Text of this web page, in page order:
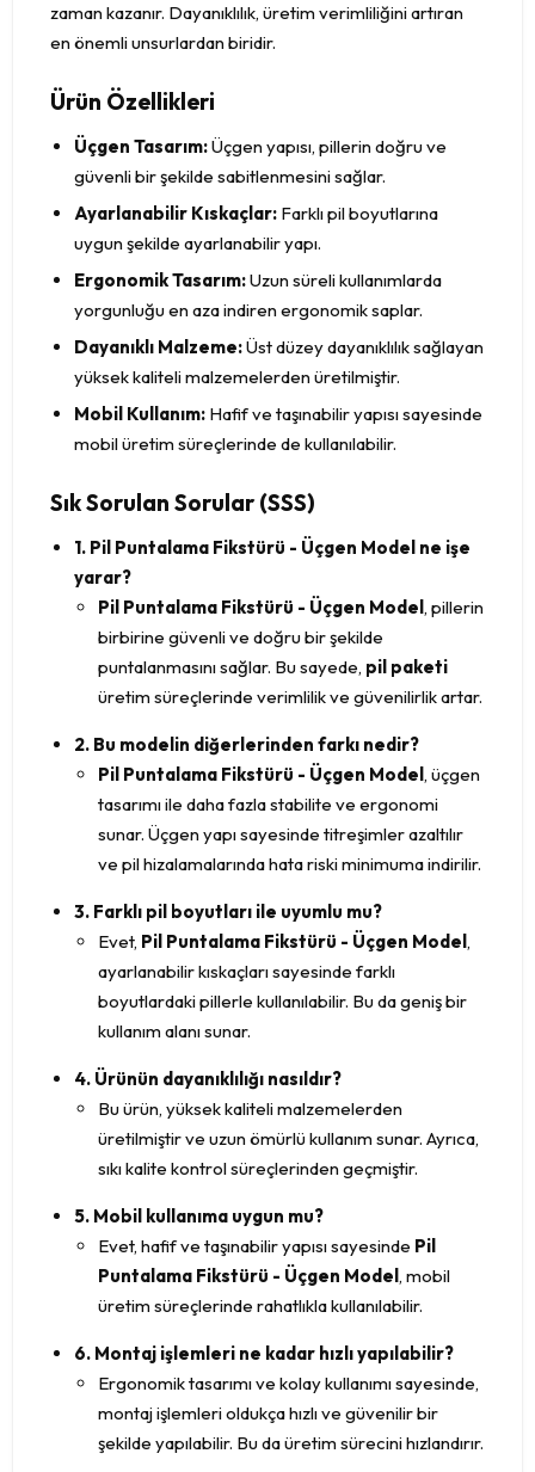
zaman kazanır. Dayanıklılık, üretim verimliliğini artıran
en önemli unsurlardan biridir.
Ürün Özellikleri
Üçgen Tasarım:Üçgen yapısı, pillerin doğru ve
güvenli bir şekilde sabitlenmesini sağlar.
Ayarlanabilir Kıskaçlar: Farklı pil boyutlarına
uygun şekilde ayarlanabilir yapı.
Ergonomik Tasarım:Uzun süreli kullanımlarda
yorgunluğu en aza indiren ergonomik saplar.
Dayanıklı Malzeme:Üst düzey dayanıklılık sağlayan
yüksek kaliteli malzemelerden üretilmiştir.
Mobil Kullanım: Hafif ve taşınabilir yapısı sayesinde
mobil üretim süreçlerinde de kullanılabilir.
Sık Sorulan Sorular (SSS)
1. Pil Puntalama Fikstürü - Üçgen Model ne işe
yarar?
Pil Puntalama Fikstürü - Üçgen Model , pillerin
birbirine güvenli ve doğru bir şekilde
puntalanmasını sağlar. Bu sayede, pil paketi
üretim süreçlerinde verimlilik ve güvenilirlik artar.
2. Bu modelin diğerlerinden farkı nedir?
Pil Puntalama Fikstürü - Üçgen Model , üçgen
tasarımı ile daha fazla stabilite ve ergonomi
sunar. Üçgen yapı sayesinde titreşimler azaltılır
ve pil hizalamalarında hata riski minimuma indirilir.
3. Farklı pil boyutları ile uyumlu mu?
Evet, Pil Puntalama Fikstürü - Üçgen Model ,
ayarlanabilir kıskaçları sayesinde farklı
boyutlardaki pillerle kullanılabilir. Bu da geniş bir
kullanım alanı sunar.
4. Ürünün dayanıklılığı nasıldır?
Bu ürün, yüksek kaliteli malzemelerden
üretilmiştir ve uzun ömürlü kullanım sunar. Ayrıca,
sıkı kalite kontrol süreçlerinden geçmiştir.
5. Mobil kullanıma uygun mu?
Evet, hafif ve taşınabilir yapısı sayesinde Pil
Puntalama Fikstürü - Üçgen Model , mobil
üretim süreçlerinde rahatlıkla kullanılabilir.
6. Montaj işlemleri ne kadar hızlı yapılabilir?
Ergonomik tasarımı ve kolay kullanımı sayesinde,
montaj işlemleri oldukça hızlı ve güvenilir bir
şekilde yapılabilir. Bu da üretim sürecini hızlandırır.